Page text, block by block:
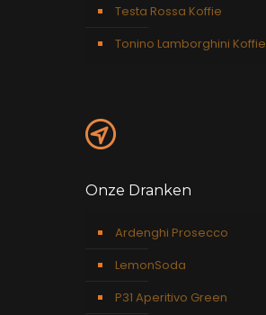
Testa Rossa Koffie
Tonino Lamborghini Koffie
Onze Dranken
Ardenghi Prosecco
LemonSoda
P31 Aperitivo Green